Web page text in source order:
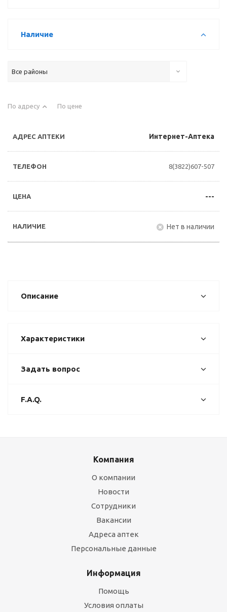
Наличие
Все районы
По адресу По цене
Интернет-Аптека
8(3822)607-507
---
Нет в наличии
Описание
Характеристики
Задать вопрос
F.A.Q.
Компания
О компании
Новости
Сотрудники
Вакансии
Адреса аптек
Персональные данные
Информация
Помощь
Условия оплаты